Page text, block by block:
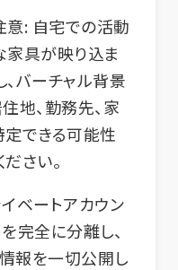
意: 自宅での活動
家具が映り込ま
バーチャル背景
地、勤務先、家
できる可能性
さい。
ベートアカウン
完全に分離し、
報を一切公開し